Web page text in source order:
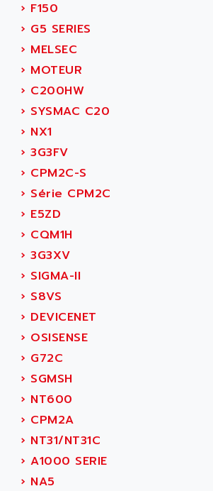
SERVODYN
SE50
LTD12
MDLA
MDLS
ACMD2
PLS514
PLS510
PLS508
SERVOSTAR
AC FEED MOTOR
SIMODRIVE 611
TSX MOMENTUM
NUM 1060
NUM 760
NUM 750/760
NUM750
NUM750 / NUM760
NUM 750
ULTRA SERIES
IPC
INDUCTEL
ADL
ADL EUROTECH
ADLEE POWERTRONIC
ADLINK
ADLINK TECHNOLOGY
ADM ELECTRONIC
ADN
ADN PESAGE
ADTECH POWER INC
ADV
ADVANCE
ADVANCE HIVOLT
ADVANCE TAPES
ADVANCED ENERGY
ADVANCED MICRO DEVICES
ADVANCED MOTION
ADVANCED POWER
ADVANCED UV
ADVANTEC
ADVANTECH
ADVANTYS FTM
ADWIN
› F150
› G5 SERIES
› MELSEC
› MOTEUR
› C200HW
› SYSMAC C20
› NX1
› 3G3FV
› CPM2C-S
› Série CPM2C
› E5ZD
› CQM1H
› 3G3XV
› SIGMA-II
› S8VS
› DEVICENET
› OSISENSE
› G72C
› SGMSH
› NT600
› CPM2A
› NT31/NT31C
› A1000 SERIE
› NA5